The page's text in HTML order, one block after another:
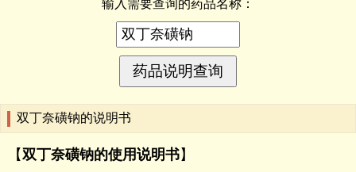
输入需要查询的药品名称：
双丁奈磺钠的说明书
【双丁奈磺钠的使用说明书】